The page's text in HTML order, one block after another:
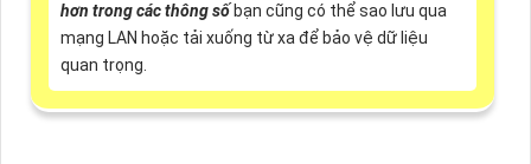
hơn trong các thông sốbạn cũng có thể sao lưu qua
mạng LAN hoặc tải xuống từ xa để bảo vệ dữ liệu
quan trọng.